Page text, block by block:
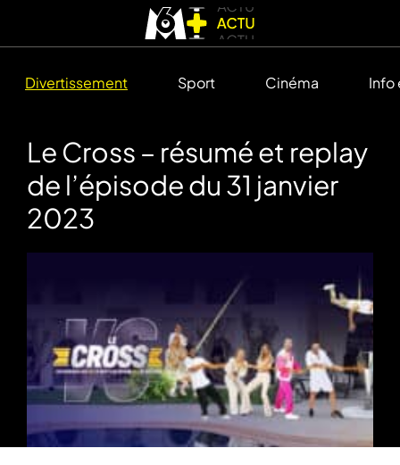
Divertissement Sport Cinéma Info
Le Cross – résumé et replay
de l’épisode du 31 janvier
2023